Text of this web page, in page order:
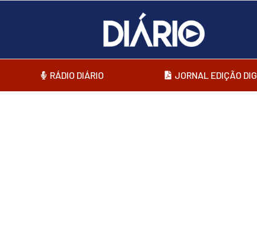
RÁDIO DIÁRIO JORNAL EDIÇÃO